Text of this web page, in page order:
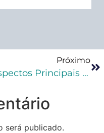
Próximo
Aspectos Principais Dos Crimes Contra A Dignidade Sexual
será publicado.